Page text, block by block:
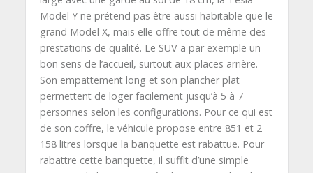
Model Y ne prétend pas être aussi habitable que le
grand Model X, mais elle offre tout de même des
prestations de qualité. Le SUV a par exemple un
bon sens de l’accueil, surtout aux places arrière.
Son empattement long et son plancher plat
permettent de loger facilement jusqu’à 5 à 7
personnes selon les configurations. Pour ce qui est
de son coffre, le véhicule propose entre 851 et 2
158 litres lorsque la banquette est rabattue. Pour
rabattre cette banquette, il suffit d’une simple